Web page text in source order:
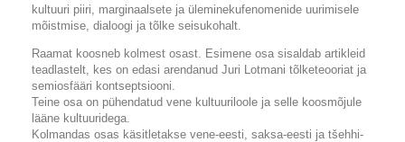
kultuuri piiri, marginaalsete ja üleminekufenomenide uurimisele
mõistmise, dialoogi ja tõlke seisukohalt.
Raamat koosneb kolmest osast. Esimene osa sisaldab artikleid
teadlastelt, kes on edasi arendanud Juri Lotmani tõlketeooriat ja
semiosfääri kontseptsiooni.
Teine osa on pühendatud vene kultuuriloole ja selle koosmõjule
lääne kultuuridega.
Kolmandas osas käsitletakse vene-eesti, saksa-eesti ja tšehhi-